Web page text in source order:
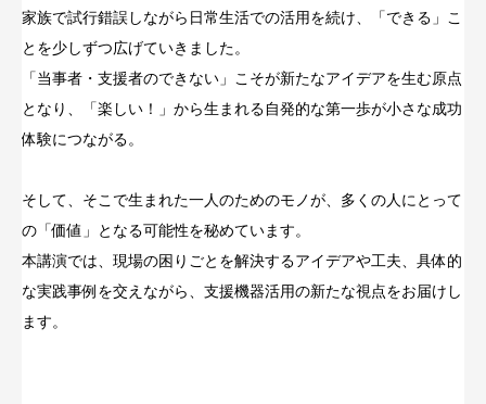
家族で試行錯誤しながら日常生活での活用を続け、「できる」こ
とを少しずつ広げていきました。
「当事者・支援者のできない」こそが新たなアイデアを生む原点
となり、「楽しい！」から生まれる自発的な第一歩が小さな成功
体験につながる。
そして、そこで生まれた一人のためのモノが、多くの人にとって
の「価値」となる可能性を秘めています。
本講演では、現場の困りごとを解決するアイデアや工夫、具体的
な実践事例を交えながら、支援機器活用の新たな視点をお届けし
ます。